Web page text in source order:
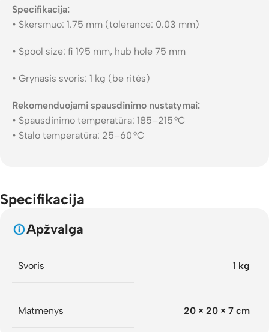
Specifikacija:
• Skersmuo: 1.75 mm (tolerance: 0.03 mm)
• Spool size: fi 195 mm, hub hole 75 mm
• Grynasis svoris: 1 kg (be ritės)
Rekomenduojami spausdinimo nustatymai:
• Spausdinimo temperatūra: 185–215 °C
• Stalo temperatūra: 25–60 °C
Specifikacija
Apžvalga
Svoris 1 kg
Matmenys 20 × 20 × 7 cm